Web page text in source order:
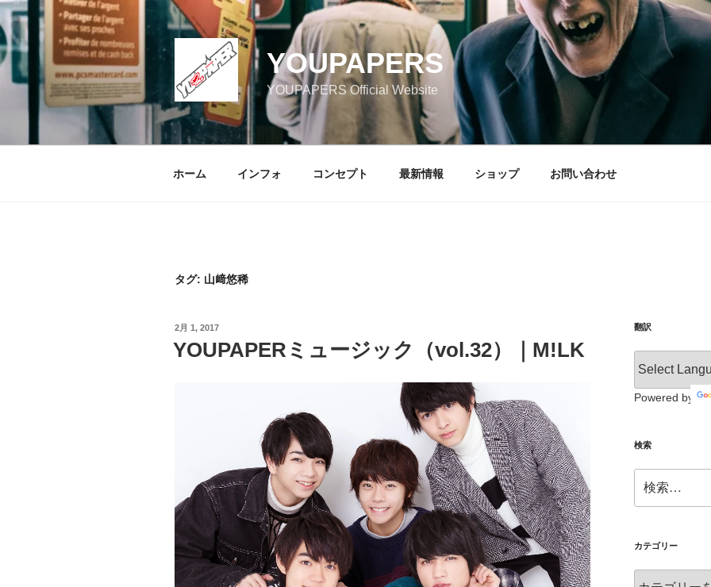
コ
ン
テ
ン
ツ
YOUPAPERS
YOUPAPERS Official Website
ホーム インフォ コンセプト 最新情報 ショップ お問い合わせ
タグ: 山﨑悠稀
投
日:
2月 1, 2017
YOUPAPERミュージック（vol.32）｜M!LK
翻訳
Powered by
検索
索:
カテゴリー